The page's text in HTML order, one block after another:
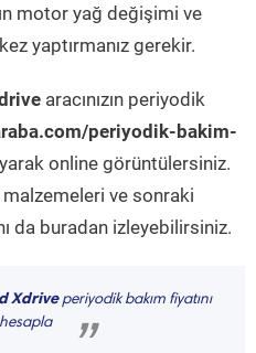
motor yağ değişimi ve
yaptırmanız gerekir.
aracınızın periyodik
periyodik-bakim-
online görüntülersiniz.
ve sonraki
da buradan izleyebilirsiniz.
Xdriveperiyodik bakım fiyatını